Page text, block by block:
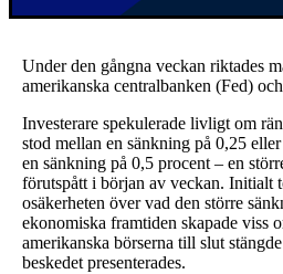
Under den gångna veckan riktades
amerikanska centralbanken (Fed)
Investerare spekulerade livligt om
stod mellan en sänkning på 0,25
en sänkning på 0,5 procent – en
förutspått i början av veckan. Initialt
osäkerheten över vad den större
ekonomiska framtiden skapade viss
amerikanska börserna till slut
beskedet presenterades.